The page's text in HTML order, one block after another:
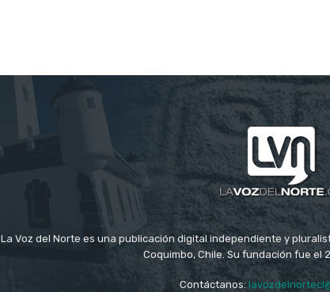
La Voz del Norte es una publicación digital independiente y
Coquimbo, Chile. Su fundación fue el
Contáctanos: